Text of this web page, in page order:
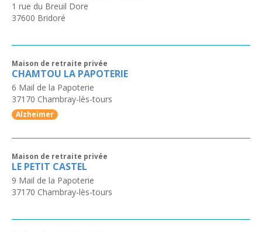
1 rue du Breuil Dore
37600 Bridoré
Maison de retraite privée
CHAMTOU LA PAPOTERIE
6 Mail de la Papoterie
37170 Chambray-lès-tours
Alzheimer
Maison de retraite privée
LE PETIT CASTEL
9 Mail de la Papoterie
37170 Chambray-lès-tours